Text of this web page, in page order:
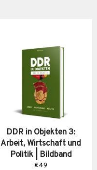
DDR in Objekten 3:
Arbeit, Wirtschaft und
Politik | Bildband
Normaler
€49